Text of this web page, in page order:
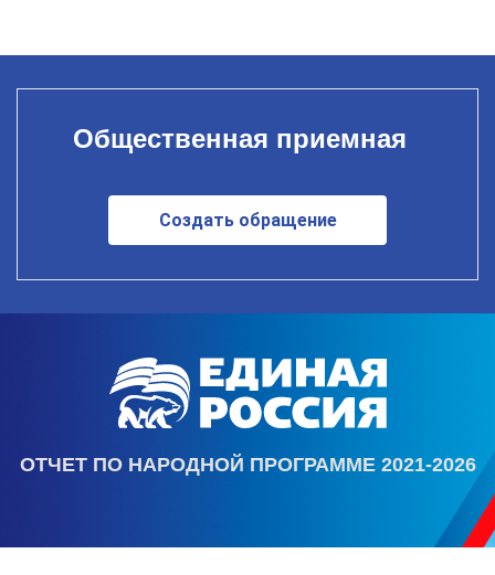
Общественная приемная
Создать обращение
ОТЧЕТ ПО НАРОДНОЙ ПРОГРАММЕ 2021-2026